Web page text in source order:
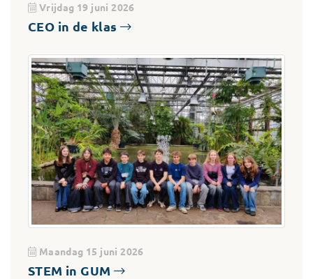
Vrijdag 19 juni 2026
CEO in de klas
Maandag 15 juni 2026
STEM in GUM